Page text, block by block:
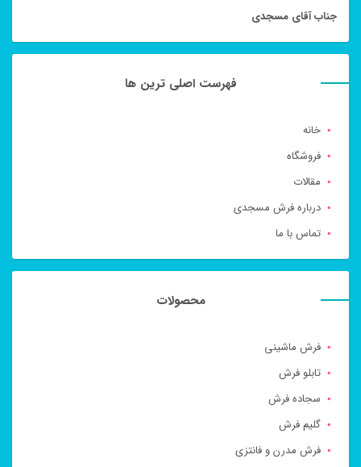
جناب آقای مسجدی
فهرست اصلی ترین ها
خانه
فروشگاه
مقالات
درباره فرش مسجدی
تماس با ما
محصولات
فرش ماشینی
تابلو فرش
سجاده فرش
گلیم فرش
فرش مدرن و فانتزی